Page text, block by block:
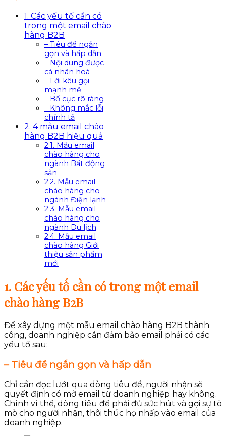
1. Các yếu tố cần có
trong một email chào
hàng B2B
– Tiêu đề ngắn
gọn và hấp dẫn
– Nội dung được
cá nhân hoá
– Lời kêu gọi
mạnh mẽ
– Bố cục rõ ràng
– Không mắc lỗi
chính tả
2. 4 mẫu email chào
hàng B2B hiệu quả
2.1. Mẫu email
chào hàng cho
ngành Bất động
sản
2.2. Mẫu email
chào hàng cho
ngành Điện lạnh
2.3. Mẫu email
chào hàng cho
ngành Du lịch
2.4. Mẫu email
chào hàng Giới
thiệu sản phẩm
mới
1. Các yếu tố cần có trong một email
chào hàng B2B
Để xây dựng một mẫu email chào hàng B2B thành
công, doanh nghiệp cần đảm bảo email phải có các
yếu tố sau:
– Tiêu đề ngắn gọn và hấp dẫn
Chỉ cần đọc lướt qua dòng tiêu đề, người nhận sẽ
quyết định có mở email từ doanh nghiệp hay không.
Chính vì thế, dòng tiêu đề phải đủ sức hút và gợi sự tò
mò cho người nhận, thôi thúc họ nhấp vào email của
doanh nghiệp.